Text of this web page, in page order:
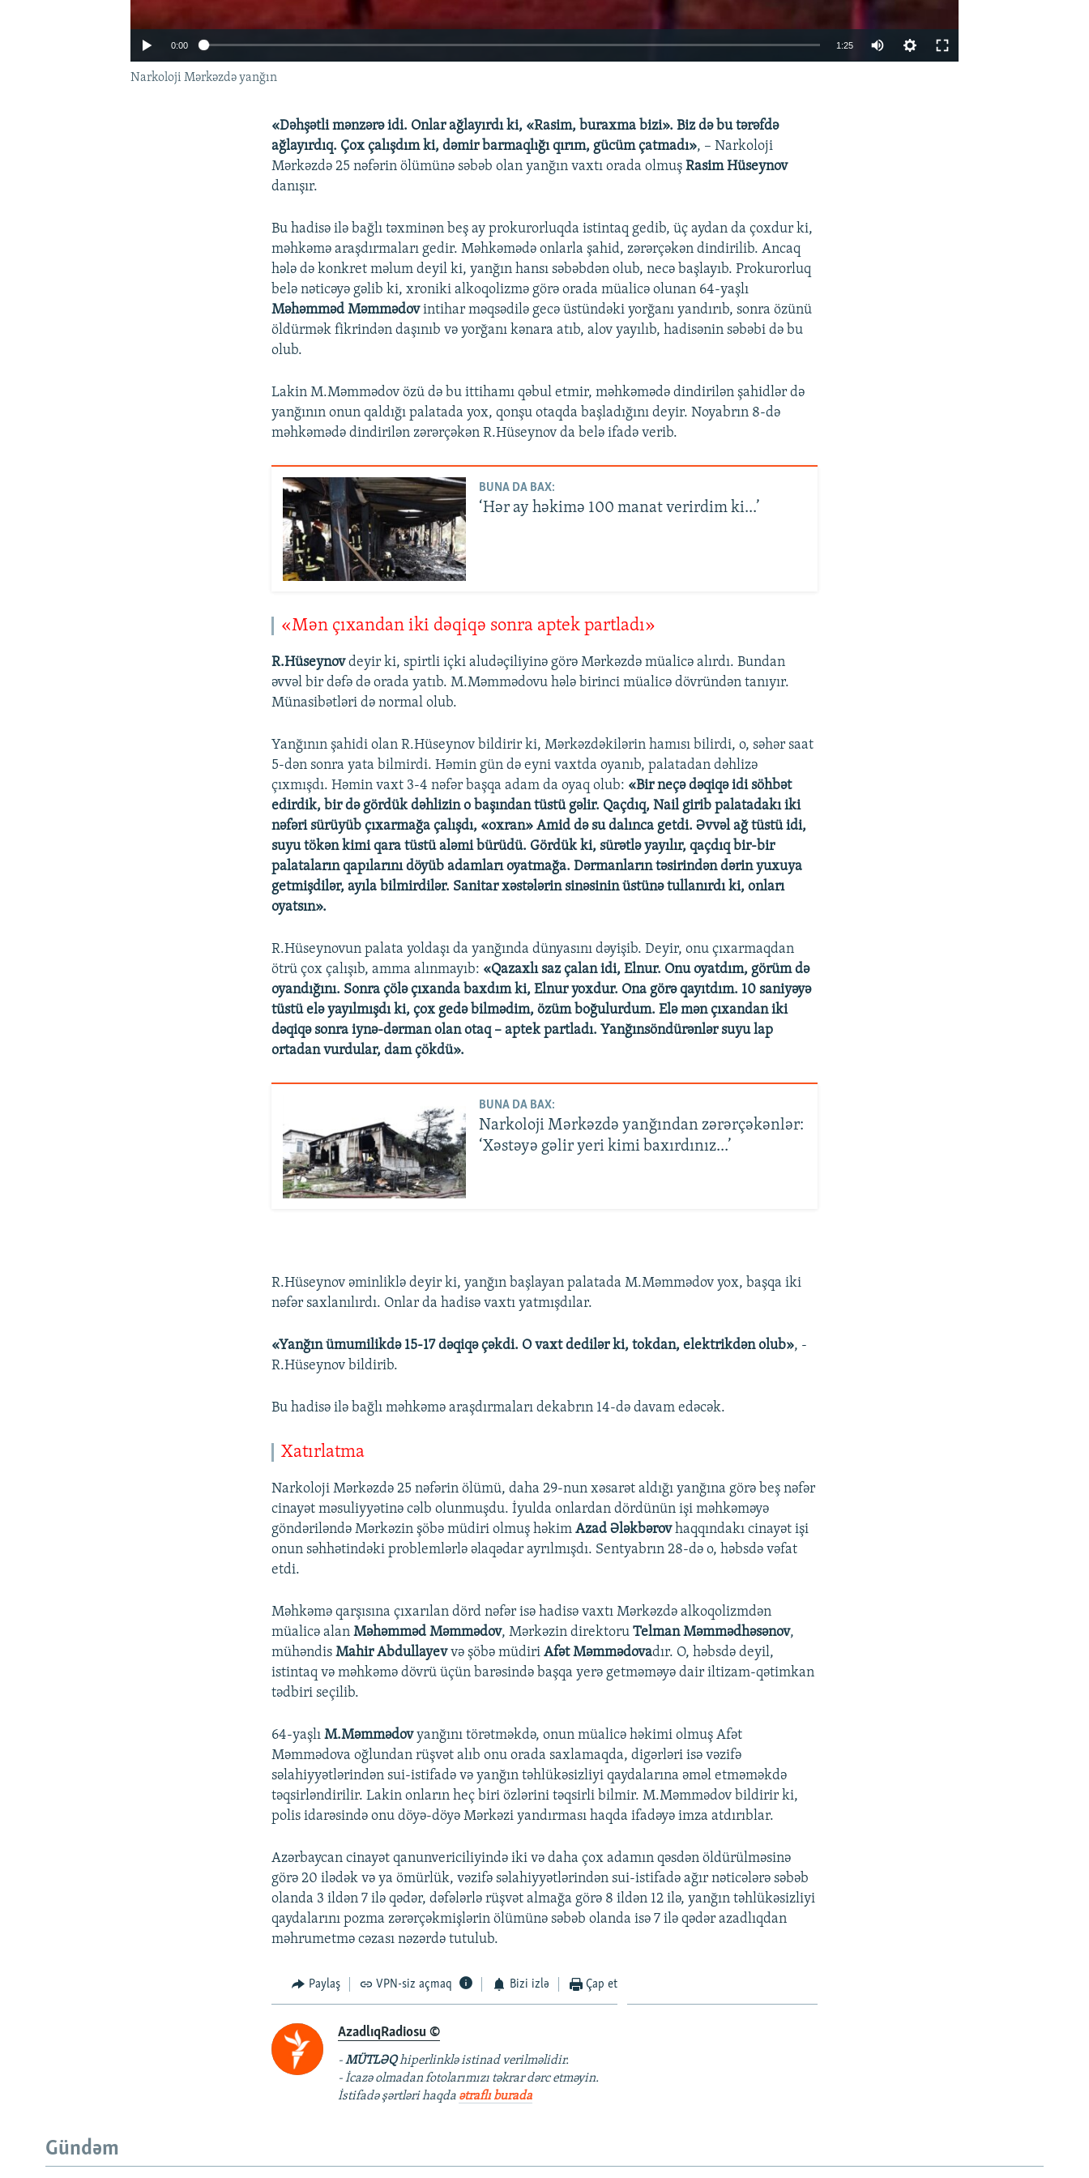
0:00 1:25
Narkoloji Mərkəzdə yanğın
«Dəhşətli mənzərə idi. Onlar ağlayırdı ki, «Rasim, buraxma bizi». Biz də bu tərəfdə
ağlayırdıq. Çox çalışdım ki, dəmir barmaqlığı qırım, gücüm çatmadı», – Narkoloji
Mərkəzdə 25 nəfərin ölümünə səbəb olan yanğın vaxtı orada olmuşRasim Hüseynov
danışır.
Bu hadisə ilə bağlı təxminən beş ay prokurorluqda istintaq gedib, üç aydan da çoxdur ki,
məhkəmə araşdırmaları gedir. Məhkəmədə onlarla şahid, zərərçəkən dindirilib. Ancaq
hələ də konkret məlum deyil ki, yanğın hansı səbəbdən olub, necə başlayıb. Prokurorluq
belə nəticəyə gəlib ki, xroniki alkoqolizmə görə orada müalicə olunan 64-yaşlı
Məhəmməd Məmmədovintihar məqsədilə gecə üstündəki yorğanı yandırıb, sonra özünü
öldürmək fikrindən daşınıb və yorğanı kənara atıb, alov yayılıb, hadisənin səbəbi də bu
olub.
Lakin M.Məmmədov özü də bu ittihamı qəbul etmir, məhkəmədə dindirilən şahidlər də
yanğının onun qaldığı palatada yox, qonşu otaqda başladığını deyir. Noyabrın 8-də
məhkəmədə dindirilən zərərçəkən R.Hüseynov da belə ifadə verib.
BUNA DA BAX:
‘Hər ay həkimə 100 manat verirdim ki...’
«Mən çıxandan iki dəqiqə sonra aptek partladı»
R.Hüseynovdeyir ki, spirtli içki aludəçiliyinə görə Mərkəzdə müalicə alırdı. Bundan
əvvəl bir dəfə də orada yatıb. M.Məmmədovu hələ birinci müalicə dövründən tanıyır.
Münasibətləri də normal olub.
Yanğının şahidi olan R.Hüseynov bildirir ki, Mərkəzdəkilərin hamısı bilirdi, o, səhər saat
5-dən sonra yata bilmirdi. Həmin gün də eyni vaxtda oyanıb, palatadan dəhlizə
çıxmışdı. Həmin vaxt 3-4 nəfər başqa adam da oyaq olub: «Bir neçə dəqiqə idi söhbət
edirdik, bir də gördük dəhlizin o başından tüstü gəlir. Qaçdıq, Nail girib palatadakı iki
nəfəri sürüyüb çıxarmağa çalışdı, «oxran» Amid də su dalınca getdi. Əvvəl ağ tüstü idi,
suyu tökən kimi qara tüstü aləmi bürüdü. Gördük ki, sürətlə yayılır, qaçdıq bir-bir
palataların qapılarını döyüb adamları oyatmağa. Dərmanların təsirindən dərin yuxuya
getmişdilər, ayıla bilmirdilər. Sanitar xəstələrin sinəsinin üstünə tullanırdı ki, onları
oyatsın».
R.Hüseynovun palata yoldaşı da yanğında dünyasını dəyişib. Deyir, onu çıxarmaqdan
ötrü çox çalışıb, amma alınmayıb: «Qazaxlı saz çalan idi, Elnur. Onu oyatdım, görüm də
oyandığını. Sonra çölə çıxanda baxdım ki, Elnur yoxdur. Ona görə qayıtdım. 10 saniyəyə
tüstü elə yayılmışdı ki, çox gedə bilmədim, özüm boğulurdum. Elə mən çıxandan iki
dəqiqə sonra iynə-dərman olan otaq – aptek partladı. Yanğınsöndürənlər suyu lap
ortadan vurdular, dam çökdü».
BUNA DA BAX:
Narkoloji Mərkəzdə yanğından zərərçəkənlər:
‘Xəstəyə gəlir yeri kimi baxırdınız...’
R.Hüseynov əminliklə deyir ki, yanğın başlayan palatada M.Məmmədov yox, başqa iki
nəfər saxlanılırdı. Onlar da hadisə vaxtı yatmışdılar.
«Yanğın ümumilikdə 15-17 dəqiqə çəkdi. O vaxt dedilər ki, tokdan, elektrikdən olub», -
R.Hüseynov bildirib.
Bu hadisə ilə bağlı məhkəmə araşdırmaları dekabrın 14-də davam edəcək.
Xatırlatma
Narkoloji Mərkəzdə 25 nəfərin ölümü, daha 29-nun xəsarət aldığı yanğına görə beş nəfər
cinayət məsuliyyətinə cəlb olunmuşdu. İyulda onlardan dördünün işi məhkəməyə
göndəriləndə Mərkəzin şöbə müdiri olmuş həkimAzad Ələkbərovhaqqındakı cinayət işi
onun səhhətindəki problemlərlə əlaqədar ayrılmışdı. Sentyabrın 28-də o, həbsdə vəfat
etdi.
Məhkəmə qarşısına çıxarılan dörd nəfər isə hadisə vaxtı Mərkəzdə alkoqolizmdən
müalicə alanMəhəmməd Məmmədov, Mərkəzin direktoruTelman Məmmədhəsənov,
mühəndisMahir Abdullayevvə şöbə müdiriAfət Məmmədovadır. O, həbsdə deyil,
istintaq və məhkəmə dövrü üçün barəsində başqa yerə getməməyə dair iltizam-qətimkan
tədbiri seçilib.
64-yaşlıM.Məmmədovyanğını törətməkdə, onun müalicə həkimi olmuş Afət
Məmmədova oğlundan rüşvət alıb onu orada saxlamaqda, digərləri isə vəzifə
səlahiyyətlərindən sui-istifadə və yanğın təhlükəsizliyi qaydalarına əməl etməməkdə
təqsirləndirilir. Lakin onların heç biri özlərini təqsirli bilmir. M.Məmmədov bildirir ki,
polis idarəsində onu döyə-döyə Mərkəzi yandırması haqda ifadəyə imza atdırıblar.
Azərbaycan cinayət qanunvericiliyində iki və daha çox adamın qəsdən öldürülməsinə
görə 20 ilədək və ya ömürlük, vəzifə səlahiyyətlərindən sui-istifadə ağır nəticələrə səbəb
olanda 3 ildən 7 ilə qədər, dəfələrlə rüşvət almağa görə 8 ildən 12 ilə, yanğın təhlükəsizliyi
qaydalarını pozma zərərçəkmişlərin ölümünə səbəb olanda isə 7 ilə qədər azadlıqdan
məhrumetmə cəzası nəzərdə tutulub.
Paylaş VPN-siz açmaq Bizi izlə Çap et
AzadlıqRadiosu ©
-MÜTLƏQhiperlinklə istinad verilməlidir.
- İcazə olmadan fotolarımızı təkrar dərc etməyin.
İstifadə şərtləri haqda ətraflı burada
Gündəm